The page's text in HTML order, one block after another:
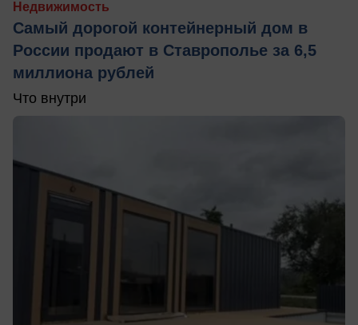
Недвижимость
Самый дорогой контейнерный дом в
России продают в Ставрополье за 6,5
миллиона рублей
Что внутри